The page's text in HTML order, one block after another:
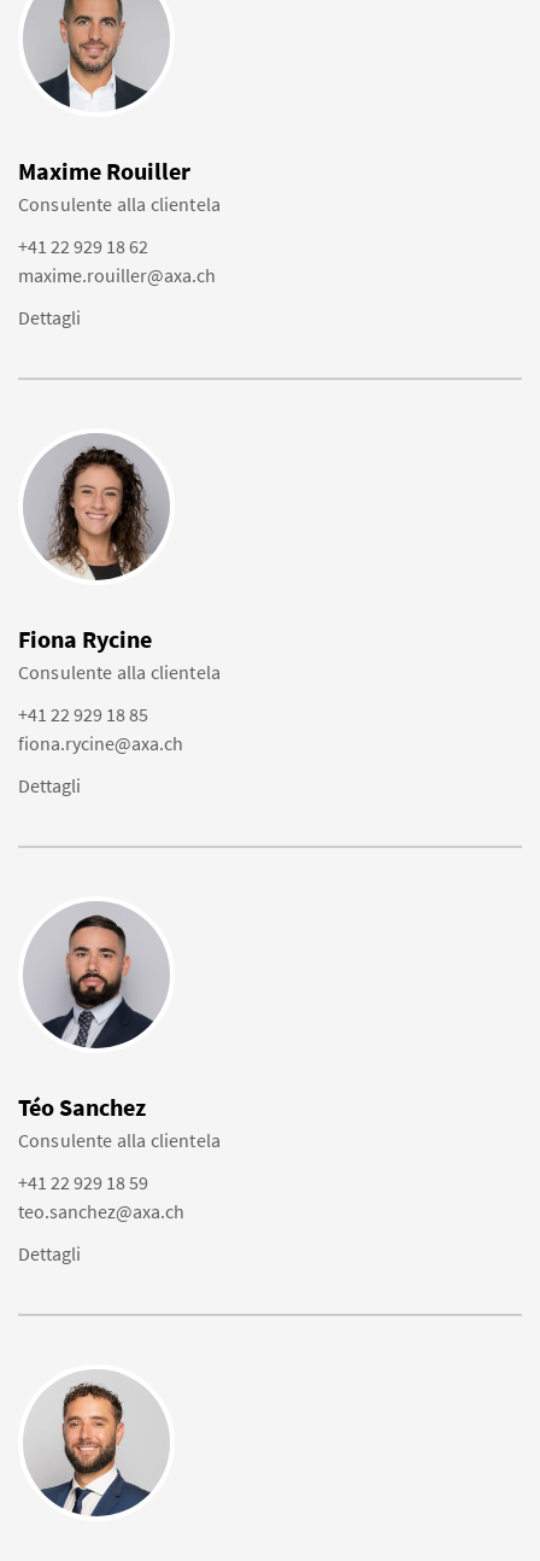
Maxime Rouiller
Consulente alla clientela
+41 22 929 18 62
maxime.rouiller@axa.ch
Dettagli
Fiona Rycine
Consulente alla clientela
+41 22 929 18 85
fiona.rycine@axa.ch
Dettagli
Téo Sanchez
Consulente alla clientela
+41 22 929 18 59
teo.sanchez@axa.ch
Dettagli